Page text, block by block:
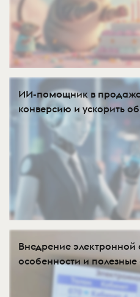
ИИ-помощник в
конверсию и ускорить
Внедрение электронной
особенности и полезные